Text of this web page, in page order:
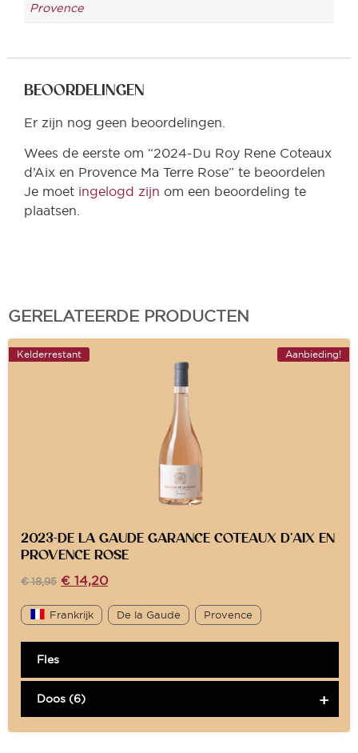
Provence
BEOORDELINGEN
Er zijn nog geen beoordelingen.
Wees de eerste om “2024-Du Roy Rene Coteaux
d’Aix en Provence Ma Terre Rose” te beoordelen
Je moet ingelogd zijn om een beoordeling te
plaatsen.
GERELATEERDE PRODUCTEN
Aanbieding!
Kelderrestant
2023-DE LA GAUDE GARANCE COTEAUX D’AIX EN
PROVENCE ROSE
€18,95 € 14,20
Frankrijk De la Gaude Provence
Fles
Doos (6)